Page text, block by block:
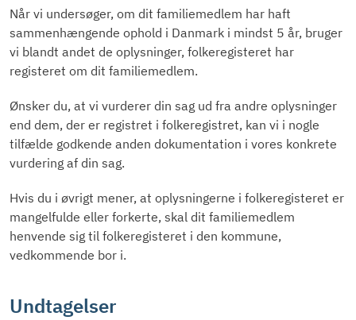
Når vi undersøger, om dit familiemedlem har haft
sammenhængende ophold i Danmark i mindst 5 år, bruger
vi blandt andet de oplysninger, folkeregisteret har
registeret om dit familiemedlem.
Ønsker du, at vi vurderer din sag ud fra andre oplysninger
end dem, der er registret i folkeregistret, kan vi i nogle
tilfælde godkende anden dokumentation i vores konkrete
vurdering af din sag.
Hvis du i øvrigt mener, at oplysningerne i folkeregisteret er
mangelfulde eller forkerte, skal dit familiemedlem
henvende sig til folkeregisteret i den kommune,
vedkommende bor i.
Undtagelser